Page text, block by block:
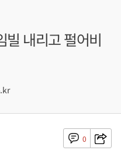
빌 내리고 펄어비
0